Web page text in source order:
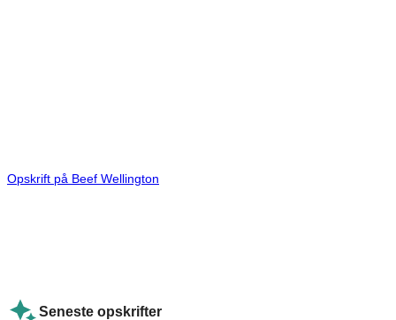
Opskrift på Beef Wellington
Seneste opskrifter